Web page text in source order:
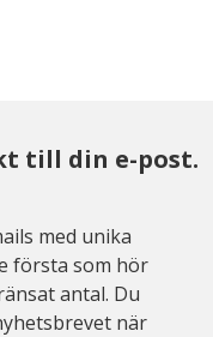
till din e-post.
med unika
första som hör
antal. Du
när